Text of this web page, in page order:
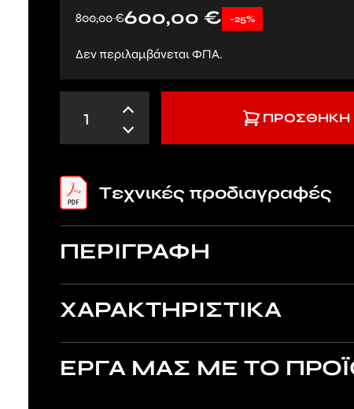
800,00€600,00€ -25%
Δεν περιλαμβάνεται ΦΠΑ.
ΠΡΟΣΘΉΚΗ
Tεχνικές προδιαγραφές
ΠΕΡΙΓΡΑΦΗ
ΧΑΡΑΚΤΗΡΙΣΤΙΚΑ
ΕΡΓΑ ΜΑΣ ΜΕ ΤΟ